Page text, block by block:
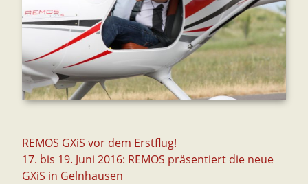
Beitrags-
Navigation
REMOS GXiS vor dem Erstflug!
17. bis 19. Juni 2016: REMOS präsentiert die neue
GXiS in Gelnhausen